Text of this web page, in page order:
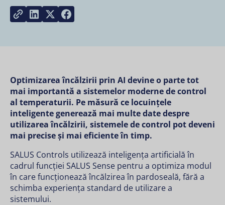
Copy linkShare on LinkedIn
Share on Twitter
Optimizarea încălzirii prin AI devine o parte tot
mai importantă a sistemelor moderne de control
al temperaturii. Pe măsură ce locuințele
inteligente generează mai multe date despre
utilizarea încălzirii, sistemele de control pot deveni
mai precise și mai eficiente în timp.
SALUS Controls utilizează inteligența artificială în
cadrul funcției SALUS Sense pentru a optimiza modul
în care funcționează încălzirea în pardoseală, fără a
schimba experiența standard de utilizare a
sistemului.